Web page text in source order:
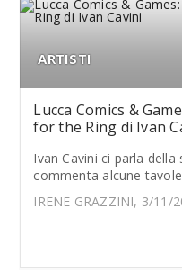
ARTISTI
Lucca Comics &
for the Ring di Ivan
Ivan Cavini ci parla
commenta alcune
IRENE GRAZZINI, 3/11/